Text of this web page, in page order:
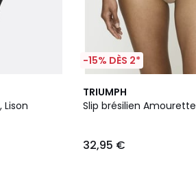
-15% DÈS 2*
TRIUMPH
Slip brésilien Amourette
32,95 €
3
Couleurs